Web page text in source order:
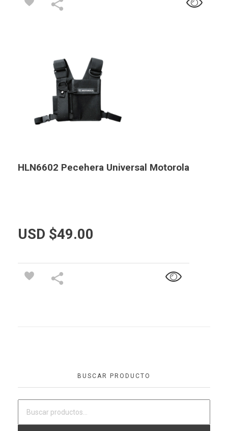
HLN6602 Pecehera Universal Motorola
USD $49.00
BUSCAR PRODUCTO